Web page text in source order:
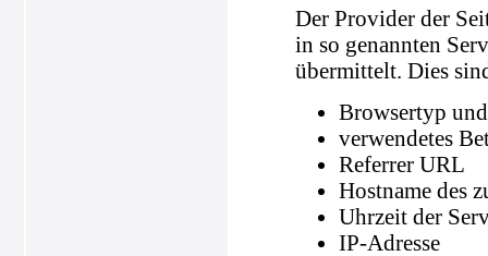
Der Provider der
in so genannten
übermittelt. Dies
Browsertyp
verwendetes
Referrer URL
Hostname des
Uhrzeit der
IP-Adresse